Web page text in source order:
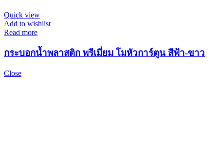
Quick view
Add to wishlist
Read more
กระบอกน้ำพลาสติก พรีเมี่ยม โมหัวการ์ตูน สีฟ้า-ขาว
Close